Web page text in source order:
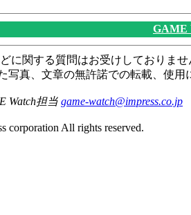
GAME
に関する質問はお受けしておりませ
写真、文章の無許諾での転載、使
Watch担当 game-watch@impress.co.jp
corporation All rights reserved.